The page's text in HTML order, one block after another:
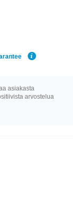
asiakasta
arvostelua